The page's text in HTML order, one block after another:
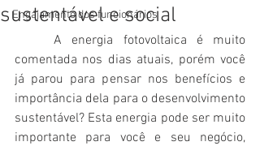
Engajamento dos funcionários
sustentável e social
	A energia fotovoltaica é muito
comentada nos dias atuais, porém você
já parou para pensar nos benefícios e
importância dela para o desenvolvimento
sustentável? Esta energia pode ser muito
importante para você e seu negócio,